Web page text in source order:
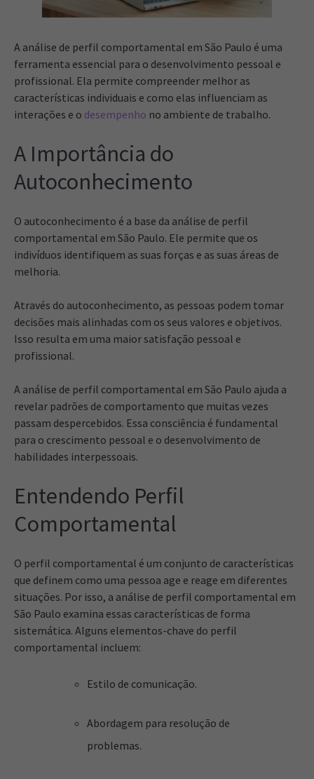
A análise de perfil comportamental em São Paulo é uma
ferramenta essencial para o desenvolvimento pessoal e
profissional. Ela permite compreender melhor as
características individuais e como elas influenciam as
interações e o desempenho no ambiente de trabalho.
A Importância do
Autoconhecimento
O autoconhecimento é a base da análise de perfil
comportamental em São Paulo. Ele permite que os
indivíduos identifiquem as suas forças e as suas áreas de
melhoria.
Através do autoconhecimento, as pessoas podem tomar
decisões mais alinhadas com os seus valores e objetivos.
Isso resulta em uma maior satisfação pessoal e
profissional.
A análise de perfil comportamental em São Paulo ajuda a
revelar padrões de comportamento que muitas vezes
passam despercebidos. Essa consciência é fundamental
para o crescimento pessoal e o desenvolvimento de
habilidades interpessoais.
Entendendo Perfil
Comportamental
O perfil comportamental é um conjunto de características
que definem como uma pessoa age e reage em diferentes
situações. Por isso, a análise de perfil comportamental em
São Paulo examina essas características de forma
sistemática. Alguns elementos-chave do perfil
comportamental incluem:
Estilo de comunicação.
Abordagem para resolução de
problemas.